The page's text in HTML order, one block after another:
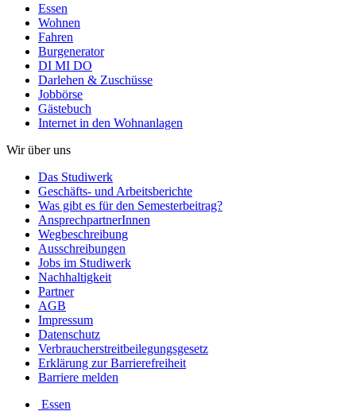
Essen
Wohnen
Fahren
Burgenerator
DI MI DO
Darlehen & Zuschüsse
Jobbörse
Gästebuch
Internet in den Wohnanlagen
Wir über uns
Das Studiwerk
Geschäfts- und Arbeitsberichte
Was gibt es für den Semesterbeitrag?
AnsprechpartnerInnen
Wegbeschreibung
Ausschreibungen
Jobs im Studiwerk
Nachhaltigkeit
Partner
AGB
Impressum
Datenschutz
Verbraucherstreitbeilegungsgesetz
Erklärung zur Barrierefreiheit
Barriere melden
Essen